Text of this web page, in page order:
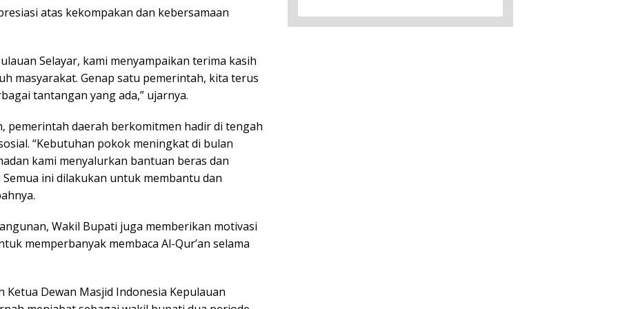
atas kekompakan dan kebersamaan
Selayar, kami menyampaikan terima kasih
masyarakat. Genap satu pemerintah, kita terus
tantangan yang ada,” ujarnya.
pemerintah daerah berkomitmen hadir di tengah
“Kebutuhan pokok meningkat di bulan
kami menyalurkan bantuan beras dan
ini dilakukan untuk membantu dan
Wakil Bupati juga memberikan motivasi
memperbanyak membaca Al-Qur’an selama
Dewan Masjid Indonesia Kepulauan